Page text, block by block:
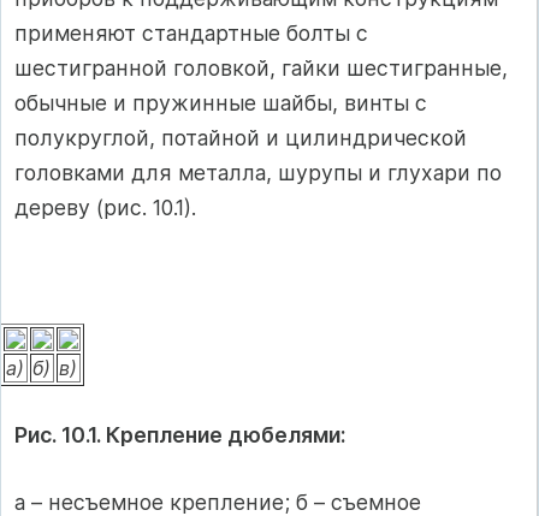
применяют стандартные болты с
шестигранной головкой, гайки шестигранные,
обычные и пружинные шайбы, винты с
полукруглой, потайной и цилиндрической
головками для металла, шурупы и глухари по
дереву (рис. 10.1).
а) б) в)
Рис. 10.1. Крепление дюбелями:
а – несъемное крепление; б – съемное